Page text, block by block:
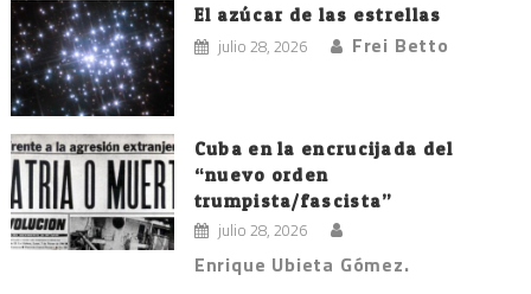
El azúcar de las estrellas
julio 28, 2026 Frei Betto
Cuba en la encrucijada del
“nuevo orden
trumpista/fascista”
julio 28, 2026
Enrique Ubieta Gómez.